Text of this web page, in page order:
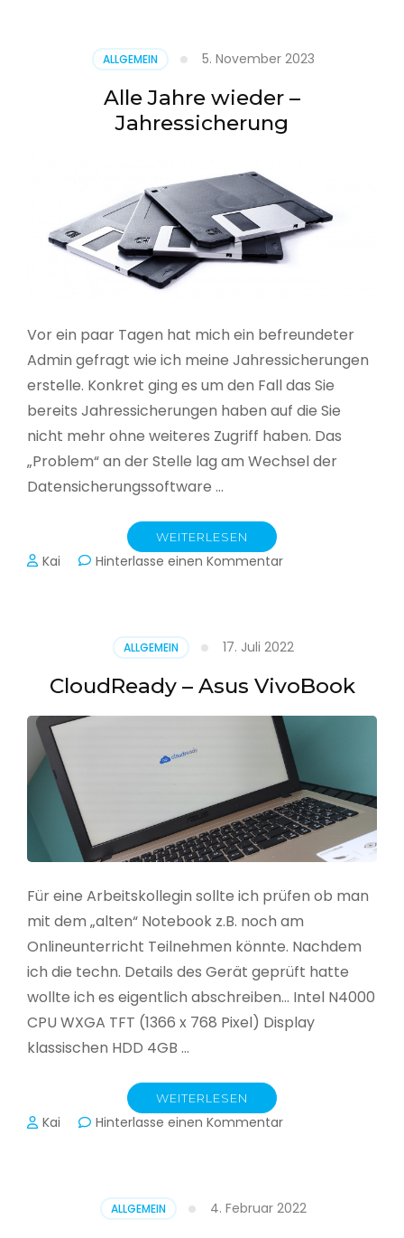
ALLGEMEIN 5. November 2023
Alle Jahre wieder –
Jahressicherung
Vor ein paar Tagen hat mich ein befreundeter
Admin gefragt wie ich meine Jahressicherungen
erstelle. Konkret ging es um den Fall das Sie
bereits Jahressicherungen haben auf die Sie
nicht mehr ohne weiteres Zugriff haben. Das
„Problem“ an der Stelle lag am Wechsel der
Datensicherungssoftware …
WEITERLESEN
Kai Hinterlasse einen Kommentarzu
Jahressicherung
ALLGEMEIN 17. Juli 2022
CloudReady – Asus VivoBook
Für eine Arbeitskollegin sollte ich prüfen ob man
mit dem „alten“ Notebook z.B. noch am
Onlineunterricht Teilnehmen könnte. Nachdem
ich die techn. Details des Gerät geprüft hatte
wollte ich es eigentlich abschreiben… Intel N4000
CPU WXGA TFT (1366 x 768 Pixel) Display
klassischen HDD 4GB …
WEITERLESEN
Kai Hinterlasse einen Kommentarzu
ALLGEMEIN 4. Februar 2022